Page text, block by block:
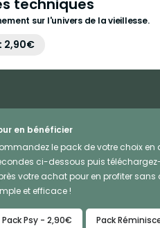
techniques
sur l'univers de la vieillesse.
2,90€
en bénéficier
le pack de votre choix en
ci-dessous puis
votre achat pour en profiter sans
et efficace !
Pack Psy - 2,90€ Pack